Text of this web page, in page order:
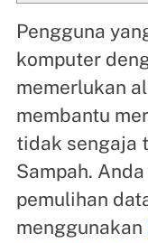
Pengguna
komputer
memerlukan
membantu
tidak sengaja
Sampah.
pemulihan
menggunakan